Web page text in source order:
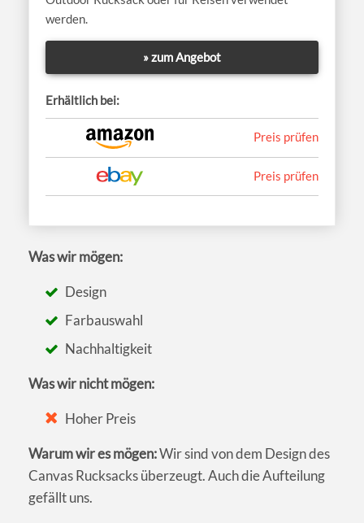
werden.
» zum Angebot
Erhältlich bei:
Preis prüfen
Preis prüfen
Was wir mögen:
Design
Farbauswahl
Nachhaltigkeit
Was wir nicht mögen:
Hoher Preis
Warum wir es mögen:Wir sind von dem Design des
Canvas Rucksacks überzeugt. Auch die Aufteilung
gefällt uns.